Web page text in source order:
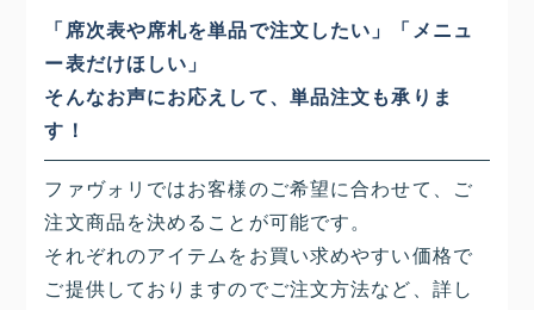
「席次表や席札を単品で注文したい」「メニュ
ー表だけほしい」
そんなお声にお応えして、単品注文も承りま
す！
ファヴォリではお客様のご希望に合わせて、ご
注文商品を決めることが可能です。
それぞれのアイテムをお買い求めやすい価格で
ご提供しておりますのでご注文方法など、詳し